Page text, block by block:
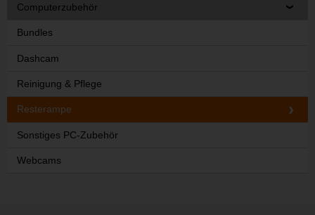
Computerzubehör
Bundles
Dashcam
Reinigung & Pflege
Resterampe
Sonstiges PC-Zubehör
Webcams